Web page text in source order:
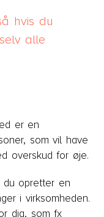
hvis du
alle
er en
som vil have
overskud for øje.
opretter en
i virksomheden.
dig, som fx